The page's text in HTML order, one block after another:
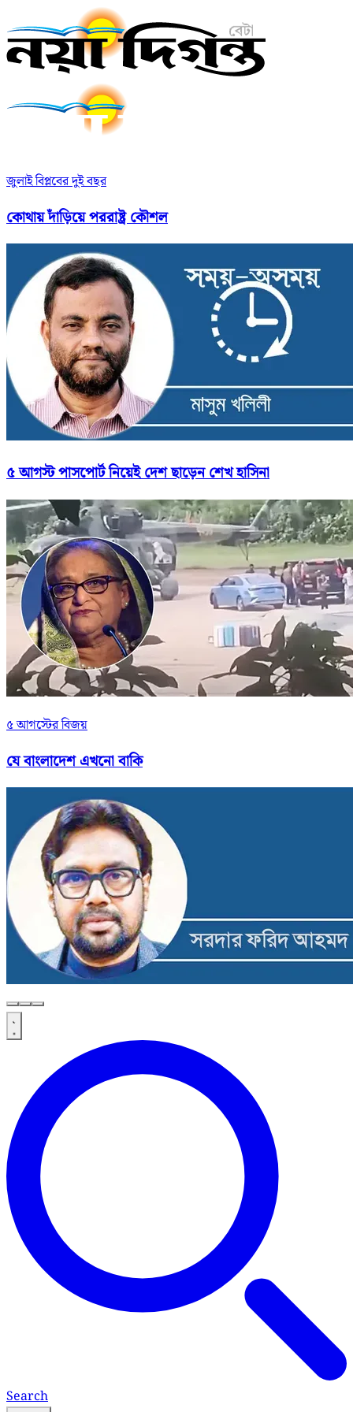
জুলাই বিপ্লবের দুই বছর
কোথায় দাঁড়িয়ে পররাষ্ট্র কৌশল
৫ আগস্ট পাসপোর্ট নিয়েই দেশ ছাড়েন শেখ হাসিনা
৫ আগস্টের বিজয়
যে বাংলাদেশ এখনো বাকি
Search